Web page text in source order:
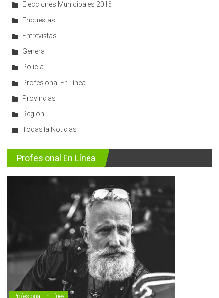
Elecciones Municipales 2016
Encuestas
Entrevistas
General
Policial
Profesional En Línea
Provincias
Región
Todas la Noticias
Profesional En Línea
Profesional En Línea